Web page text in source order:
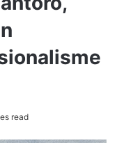
read